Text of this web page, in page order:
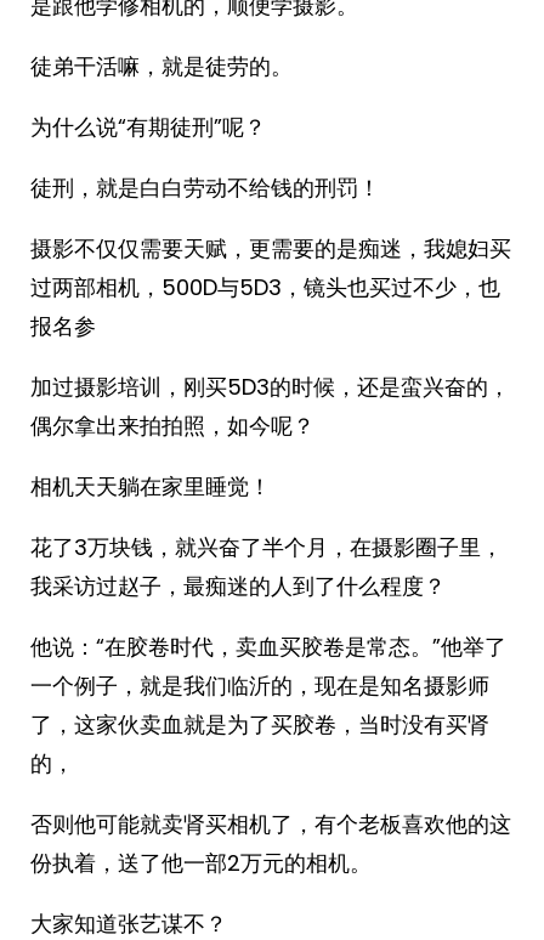
徒弟干活嘛，就是徒劳的。
为什么说“有期徒刑”呢？
徒刑，就是白白劳动不给钱的刑罚！
摄影不仅仅需要天赋，更需要的是痴迷，我媳妇买
过两部相机，500D与5D3，镜头也买过不少，也
报名参
加过摄影培训，刚买5D3的时候，还是蛮兴奋的，
偶尔拿出来拍拍照，如今呢？
相机天天躺在家里睡觉！
花了3万块钱，就兴奋了半个月，在摄影圈子里，
我采访过赵子，最痴迷的人到了什么程度？
他说：“在胶卷时代，卖血买胶卷是常态。”他举了
一个例子，就是我们临沂的，现在是知名摄影师
了，这家伙卖血就是为了买胶卷，当时没有买肾
的，
否则他可能就卖肾买相机了，有个老板喜欢他的这
份执着，送了他一部2万元的相机。
大家知道张艺谋不？